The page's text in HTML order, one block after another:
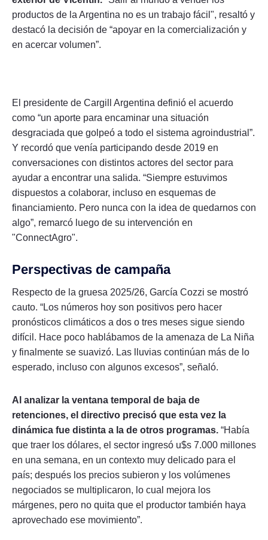
productos de la Argentina no es un trabajo fácil", resaltó y
destacó la decisión de “apoyar en la comercialización y
en acercar volumen”.
El presidente de Cargill Argentina definió el acuerdo
como “un aporte para encaminar una situación
desgraciada que golpeó a todo el sistema agroindustrial”.
Y recordó que venía participando desde 2019 en
conversaciones con distintos actores del sector para
ayudar a encontrar una salida. “Siempre estuvimos
dispuestos a colaborar, incluso en esquemas de
financiamiento. Pero nunca con la idea de quedarnos con
algo”, remarcó luego de su intervención en
"ConnectAgro".
Perspectivas de campaña
Respecto de la gruesa 2025/26, García Cozzi se mostró
cauto. “Los números hoy son positivos pero hacer
pronósticos climáticos a dos o tres meses sigue siendo
difícil. Hace poco hablábamos de la amenaza de La Niña
y finalmente se suavizó. Las lluvias continúan más de lo
esperado, incluso con algunos excesos”, señaló.
Al analizar la ventana temporal de baja de
retenciones, el directivo precisó que esta vez la
dinámica fue distinta a la de otros programas. “Había
que traer los dólares, el sector ingresó u$s 7.000 millones
en una semana, en un contexto muy delicado para el
país; después los precios subieron y los volúmenes
negociados se multiplicaron, lo cual mejora los
márgenes, pero no quita que el productor también haya
aprovechado ese movimiento”.